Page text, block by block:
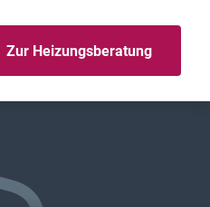
Zur Heizungsberatung